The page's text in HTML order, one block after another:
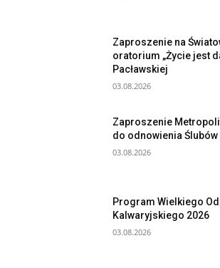
Zaproszenie na
oratorium „Życie jest
Pacławskiej
03.08.2026
Zaproszenie
do odnowienia
03.08.2026
Program Wielkiego
Kalwaryjskiego 2026
03.08.2026